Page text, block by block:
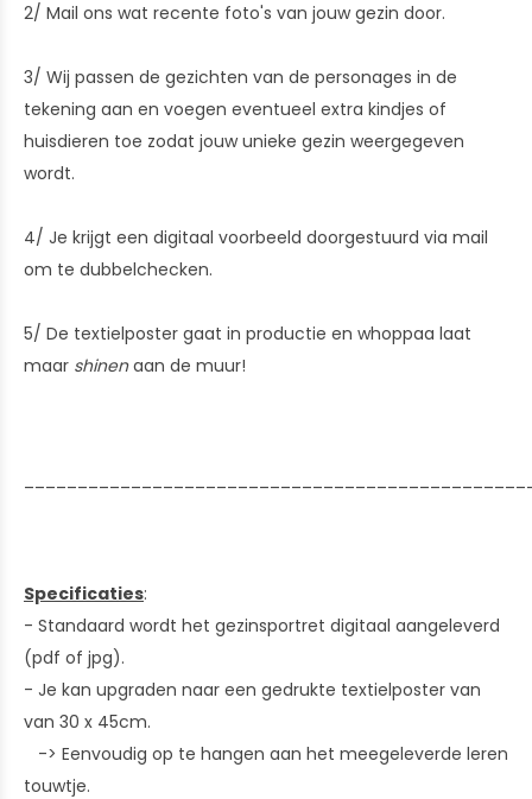
2/ Mail ons wat recente foto's van jouw gezin door.
3/ Wij passen de gezichten van de personages in de
tekening aan en voegen eventueel extra kindjes of
huisdieren toe zodat jouw unieke gezin weergegeven
wordt.
4/ Je krijgt een digitaal voorbeeld doorgestuurd via mail
om te dubbelchecken.
5/ De textielposter gaat in productie en whoppaa laat
maar shinenaan de muur!
Specificaties:
- Standaard wordt het gezinsportret digitaal aangeleverd
(pdf of jpg).
- Je kan upgraden naar een gedrukte textielposter van
van 30 x 45cm.
-> Eenvoudig op te hangen aan het meegeleverde leren
touwtje.